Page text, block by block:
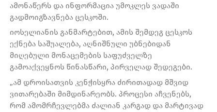
ამონაწერს და ინფორმაცია უმოკლეს ვადაში
გადმოიგზავნება ცესკოში.
იოსელიანის განმარტებით, ამის შემდეგ ცესკოს
ექნება საშუალება, აღნიშნული უბნებიდან
მიღებული მონაცემების საფუძველზე
გამოაქვეყნოს წინასწარი, პირველად შედეგები.
„ამ დროისათვის კენჭისყრა ძირითადად მშვიდ
ვითარებაში მიმდინარეობს. პროცესი აჩვენებს,
რომ ამომრჩევლებმა ძალიან კარგად და მარტივად